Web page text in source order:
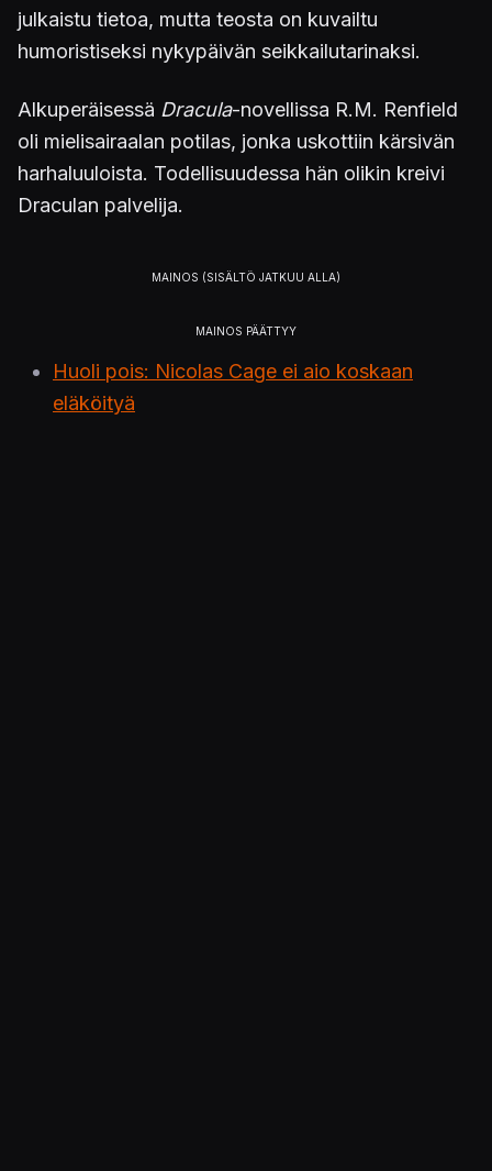
julkaistu tietoa, mutta teosta on kuvailtu
humoristiseksi nykypäivän seikkailutarinaksi.
Alkuperäisessä Dracula-novellissa R.M. Renfield
oli mielisairaalan potilas, jonka uskottiin kärsivän
harhaluuloista. Todellisuudessa hän olikin kreivi
Draculan palvelija.
Huoli pois: Nicolas Cage ei aio koskaan
eläköityä